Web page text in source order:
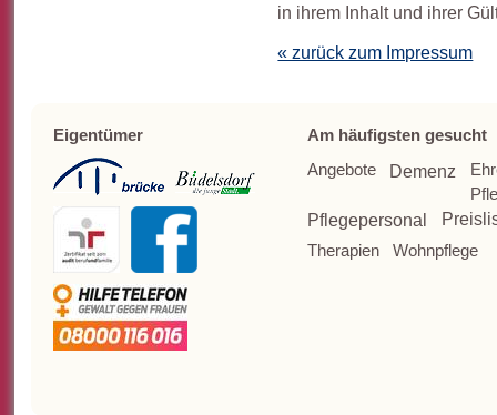
in ihrem Inhalt und ihrer
« zurück zum Impressum
Eigentümer
Am häufigsten gesucht
Angebote
Demenz
Pflegepersonal
Therapien
Wohnpflege